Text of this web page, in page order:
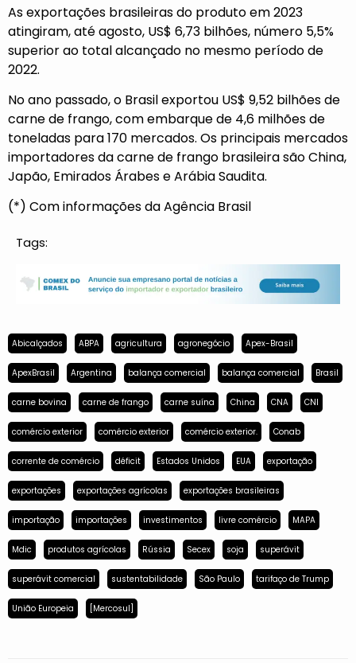
As exportações brasileiras do produto em 2023
atingiram, até agosto, US$ 6,73 bilhões, número 5,5%
superior ao total alcançado no mesmo período de
2022.
No ano passado, o Brasil exportou US$ 9,52 bilhões de
carne de frango, com embarque de 4,6 milhões de
toneladas para 170 mercados. Os principais mercados
importadores da carne de frango brasileira são China,
Japão, Emirados Árabes e Arábia Saudita.
(*) Com informações da Agência Brasil
Tags:
Abicalçados ABPA agricultura agronegócio Apex-Brasil
ApexBrasil Argentina balança comercial balança comercial Brasil
carne bovina carne de frango carne suína China CNA CNI
comércio exterior comércio exterior comércio exterior. Conab
corrente de comércio déficit Estados Unidos EUA exportação
exportações exportações agrícolas exportações brasileiras
importação importações investimentos livre comércio MAPA
Mdic produtos agrícolas Rússia Secex soja superávit
superávit comercial sustentabilidade São Paulo tarifaço de Trump
União Europeia [Mercosul]